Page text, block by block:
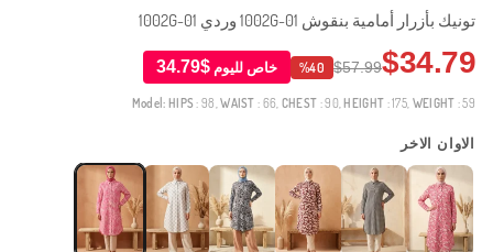
تونيك بأزرار أمامية بنقوش 1002G-01 وردي 1002G-01
$34.79
$57.99
%40 خاص لليوم $34.79
Model: HIPS: 98,WAIST : 66, CHEST : 90, HEIGHT : 175, WEIGHT : 59
الاوان الاخر